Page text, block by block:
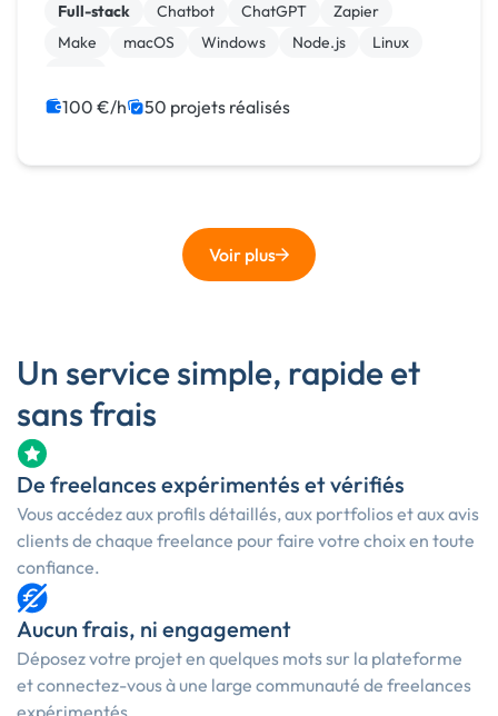
Full-stack Chatbot ChatGPT
Zapier
Make
macOS Windows Node.js
Linux
100 €/h 50 projets réalisés
Voir plus
Un service simple, rapide et
sans frais
De freelances expérimentés et vérifiés
Vous accédez aux profils détaillés, aux portfolios et aux avis
clients de chaque freelance pour faire votre choix en toute
confiance.
Aucun frais, ni engagement
Déposez votre projet en quelques mots sur la plateforme
et connectez-vous à une large communauté de freelances